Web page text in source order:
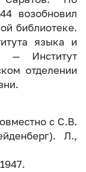
возобновил
библиотеке.
языка и
— Институт
отделении
с С.В.
Л.,